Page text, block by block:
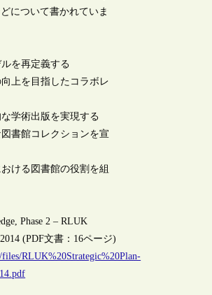
について書かれていま
を再定義する
上を目指したコラボレ
学術出版を実現する
書館コレクションを宣
ける図書館の役割を組
Phase 2 – RLUK
(PDF文書：16ページ)
RLUK%20Strategic%20Plan-